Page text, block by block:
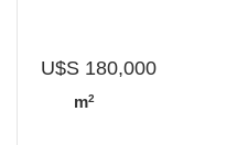
U$S 180,000
m2